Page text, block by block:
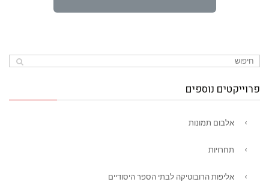
פרוייקטים נוספים
אלבום תמונות
תחרויות
אליפות הרובוטיקה לבתי הספר היסודיים